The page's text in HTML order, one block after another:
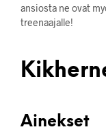
ansiosta ne ovat
treenaajalle!
Ainekset